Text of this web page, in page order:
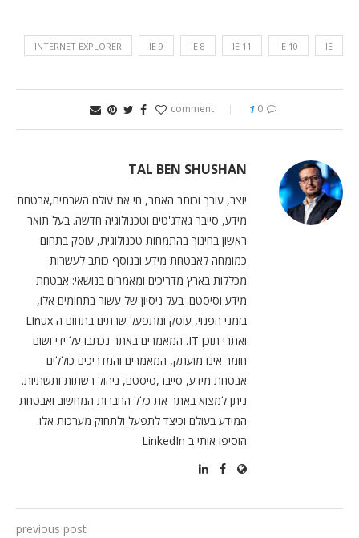
IE
IE 10
IE 11
IE 8
IE 9
INTERNET EXPLORER
0 comment
1
TAL BEN SHUSHAN
יוצר, עורך וכותב האתר, חי את עולם השרתים,אבטחת
מידע, סייבר גאדג'טים וטכנולוגיה חדשה. בעל תואר
ראשון בחינוך בהתמחות טכנולוגית, עוסק בתחום
כמומחה לאבטחת מידע ובנוסף כותב לעשרות
מכללות בארץ מדריכים ומאמרים בנושאי: אבטחת
מידע וסיסטם. בעל ניסיון של עשור בתחומים אלו,
בזמני הפנוי, עוסק ומתפעל שרתים בתחום ה Linux
ואתרי תוכן IT. המאמרים באתר נכתבו על ידי ושום
חומר אינו מועתק, המאמרים והמדריכים כוללים
אבטחת מידע, סייבר,סיסטם, ניהול רשתות ותשתיות.
ניתן למצוא באתר את כלל החברות המחשוב ואבטחת
המידע בעולם וכיצד לתפעל ולתחזק מערכות אלו.
הוסיפו אותי ב LinkedIn
previous post